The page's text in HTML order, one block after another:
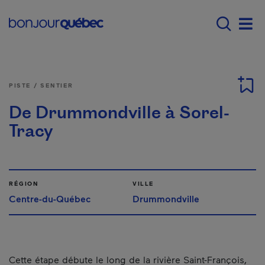
Main navigation -
PISTE / SENTIER
De Drummondville à Sorel-
Tracy
RÉGION
Centre-du-Québec
VILLE
Drummondville
Cette étape débute le long de la rivière Saint-François,